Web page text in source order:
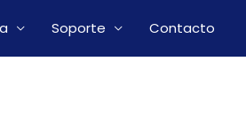
Soporte Contacto